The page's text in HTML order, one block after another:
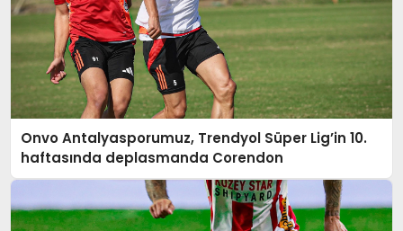
Onvo Antalyasporumuz, Trendyol Süper Lig’in 10.
haftasında deplasmanda Corendon